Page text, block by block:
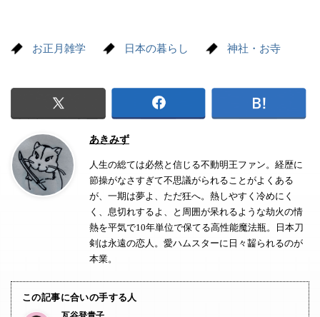
お正月雑学 日本の暮らし 神社・お寺
あきみず
人生の総ては必然と信じる不動明王ファン。経歴に
節操がなさすぎて不思議がられることがよくある
が、一期は夢よ、ただ狂へ。熱しやすく冷めにく
く、息切れするよ、と周囲が呆れるような劫火の情
熱を平気で10年単位で保てる高性能魔法瓶。日本刀
剣は永遠の恋人。愛ハムスターに日々齧られるのが
本業。
この記事に合いの手する人